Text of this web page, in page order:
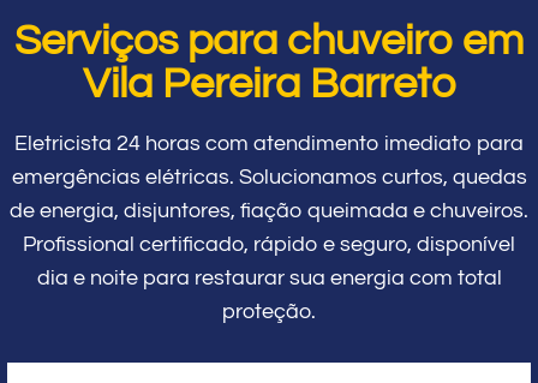
Serviços para chuveiro em
Vila Pereira Barreto
Eletricista 24 horas com atendimento imediato para
emergências elétricas. Solucionamos curtos, quedas
de energia, disjuntores, fiação queimada e chuveiros.
Profissional certificado, rápido e seguro, disponível
dia e noite para restaurar sua energia com total
proteção.